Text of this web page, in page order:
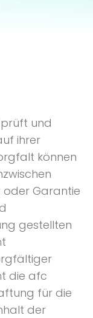
und
ihrer
können
oder Garantie
gestellten
die afc
für die
der